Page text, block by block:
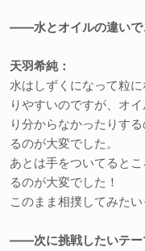
――水とオイルの違いで
天羽希純：
水はしずくになって粒
りやすいのですが、オ
り分からなかったりす
るのが大変でした。
あとは手をついてると
るのが大変でした！
このまま相撲してみた
――次に挑戦したいテー